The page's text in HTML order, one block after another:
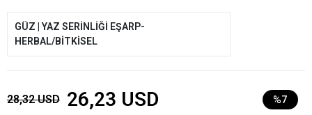
GÜZ | YAZ SERİNLİĞİ EŞARP-
HERBAL/BİTKİSEL
28,32 USD 26,23 USD %7